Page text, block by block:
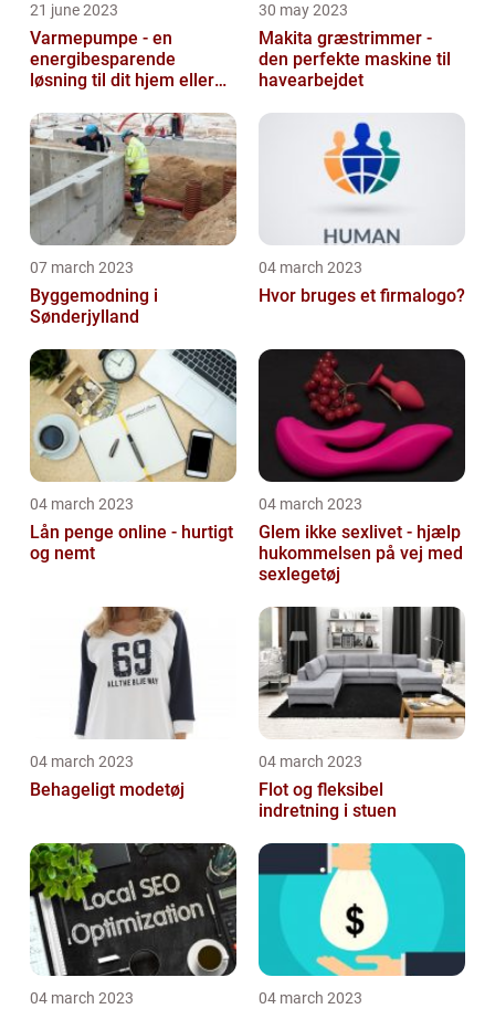
21 june 2023
Varmepumpe - en
energibesparende
løsning til dit hjem eller
30 may 2023
Makita græstrimmer -
den perfekte maskine til
havearbejdet
07 march 2023
Byggemodning i
Sønderjylland
04 march 2023
Hvor bruges et firmalogo?
04 march 2023
Lån penge online - hurtigt
og nemt
04 march 2023
Glem ikke sexlivet - hjælp
hukommelsen på vej med
sexlegetøj
04 march 2023
Behageligt modetøj
04 march 2023
Flot og fleksibel
indretning i stuen
04 march 2023 04 march 2023